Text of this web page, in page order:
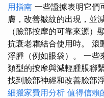
用指南 一些證據表明它們
膚，改善皺紋的出現，並
（臉部按摩的可靠來源
抗衰老霜結合使用時。 滾
浮腫（例如眼袋）。 一些
類型的按摩與減輕腫脹聯
找到臉部神經和改善臉部
細搬家費用分析 值得信賴